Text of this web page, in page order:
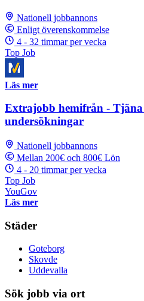
Nationell jobbannons
Enligt överenskommelse
4 - 32 timmar per vecka
Top Job
Läs mer
Extrajobb hemifrån - Tjäna
undersökningar
Nationell jobbannons
Mellan 200€ och 800€ Lön
4 - 20 timmar per vecka
Top Job
YouGov
Läs mer
Städer
Goteborg
Skovde
Uddevalla
Sök jobb via ort